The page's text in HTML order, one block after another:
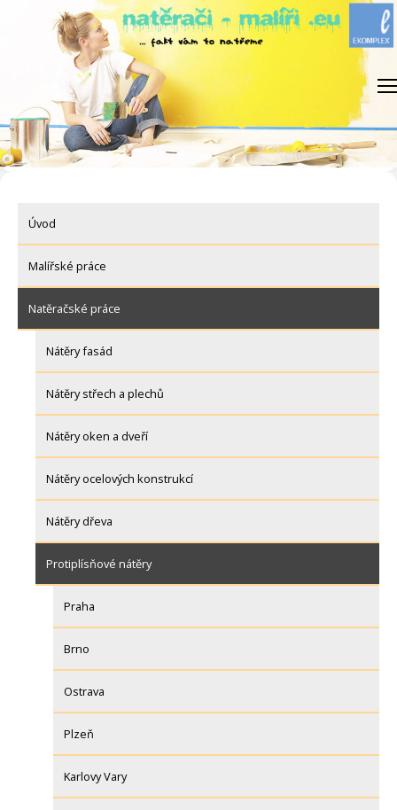
Úvod
Malířské práce
Natěračské práce
Nátěry fasád
Nátěry střech a plechů
Nátěry oken a dveří
Nátěry ocelových konstrukcí
Nátěry dřeva
Protiplísňové nátěry
Praha
Brno
Ostrava
Plzeň
Karlovy Vary